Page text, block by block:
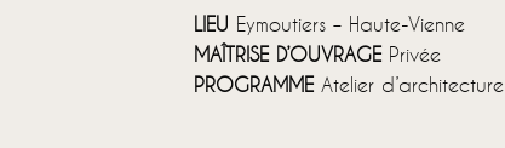
LIEU Eymoutiers – Haute-Vienne
MAÎTRISE D’OUVRAGE Privée
PROGRAMME Atelier d’architecture